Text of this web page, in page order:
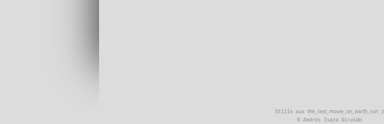
Stills aus the_last_movie_on_earth_run_1
© Andrés Isaza Giraldo